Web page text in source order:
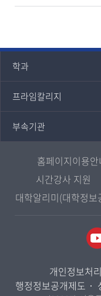
학과
인문과학대학
국어국문학과
영어영문학과
일본학과
사회과학대학
무역학과
프라임칼리지
프라임칼리지
학사학위과정
평생교육과정
부속기관
부속기관
중앙도서관
원격교육혁신연구원
통합인문학연구소
디지털미디어센터
국제협력단
산학협력단
홈페이지이용안
시간강사 지원
대학알리미(대학정보
개인정보처
행정정보공개제도